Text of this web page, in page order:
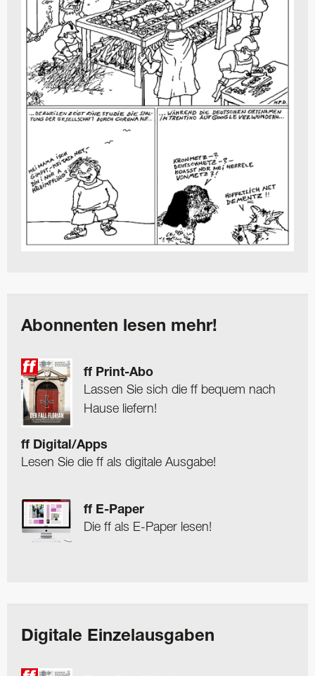
Abonnenten lesen mehr!
ff Print-Abo
Lassen Sie sich die ff bequem nach
Hause liefern!
ff Digital/Apps
Lesen Sie die ff als digitale Ausgabe!
ff E-Paper
Die ff als E-Paper lesen!
Digitale Einzelausgaben